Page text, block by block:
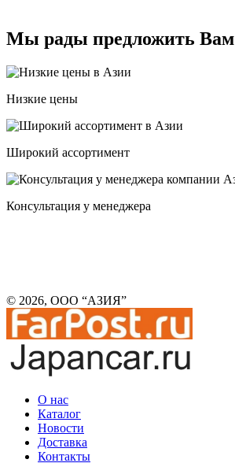
Мы рады предложить Вам
Низкие цены
Широкий ассортимент
Консультация у менеджера
© 2026, ООО “АЗИЯ”
О нас
Каталог
Новости
Доставка
Контакты